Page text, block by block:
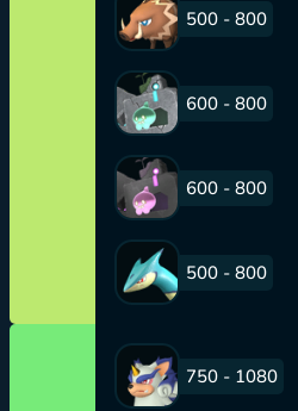
500 - 800
600 - 800
600 - 800
500 - 800
750 - 1080